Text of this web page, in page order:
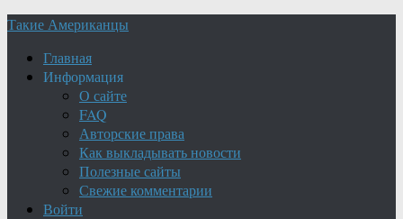
Такие Американцы
Главная
Информация
О сайте
FAQ
Авторские права
Как выкладывать новости
Полезные сайты
Свежие комментарии
Войти